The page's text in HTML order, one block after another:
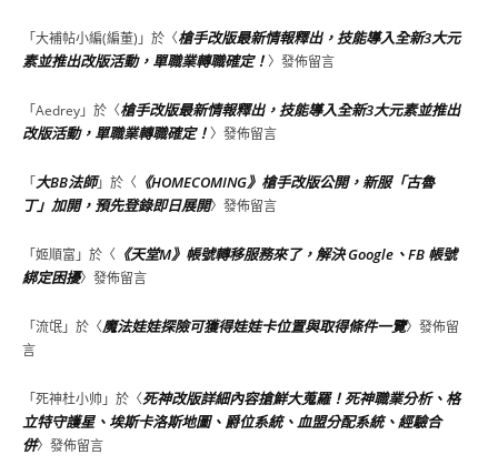
「大補帖小編(編董) 」於〈槍手改版最新情報釋出，技能導入全新3大元
素並推出改版活動，單職業轉職確定！〉發佈留言
「Aedrey」於〈槍手改版最新情報釋出，技能導入全新3大元素並推出
改版活動，單職業轉職確定！〉發佈留言
「大BB法師」於〈 《HOMECOMING》槍手改版公開，新服「古魯
丁」加開，預先登錄即日展開〉發佈留言
「姬順富 」於〈 《天堂M》帳號轉移服務來了，解決 Google、FB 帳號
綁定困擾〉發佈留言
「流氓」於〈魔法娃娃探險可獲得娃娃卡位置與取得條件一覽〉發佈留
言
「死神杜小帅 」於〈死神改版詳細內容搶鮮大蒐羅！死神職業分析、格
立特守護星、埃斯卡洛斯地圖、爵位系統、血盟分配系統、經驗合
併〉發佈留言